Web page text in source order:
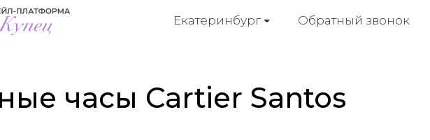
Екатеринбург Обратный звонок
часы Cartier Santos